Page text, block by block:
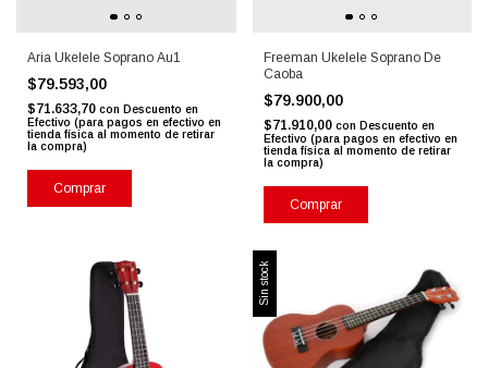
Aria Ukelele Soprano Au1
$79.593,00
$71.633,70 con Descuento en
Efectivo (para pagos en efectivo en
tienda física al momento de retirar
la compra)
Comprar
Freeman Ukelele Soprano De
Caoba
$79.900,00
$71.910,00 con Descuento en
Efectivo (para pagos en efectivo en
tienda física al momento de retirar
la compra)
Comprar
Sin stock